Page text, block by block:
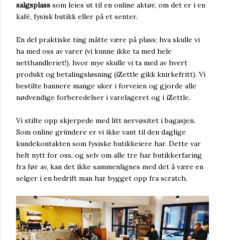
salgsplass som leies ut til en online aktør, om det er i en
kafé, fysisk butikk eller på et senter.
En del praktiske ting måtte være på plass: hva skulle vi
ha med oss av varer (vi kunne ikke ta med hele
netthandleriet!), hvor mye skulle vi ta med av hvert
produkt og betalingsløsning (iZettle gikk knirkefritt). Vi
bestilte bannere mange uker i forveien og gjorde alle
nødvendige forberedelser i varelageret og i iZettle.
Vi stilte opp skjerpede med litt nervøsitet i bagasjen.
Som online gründere er vi ikke vant til den daglige
kundekontakten som fysiske butikkeiere har. Dette var
helt nytt for oss, og selv om alle tre har butikkerfaring
fra før av, kan det ikke sammenlignes med det å være en
selger i en bedrift man har bygget opp fra scratch.